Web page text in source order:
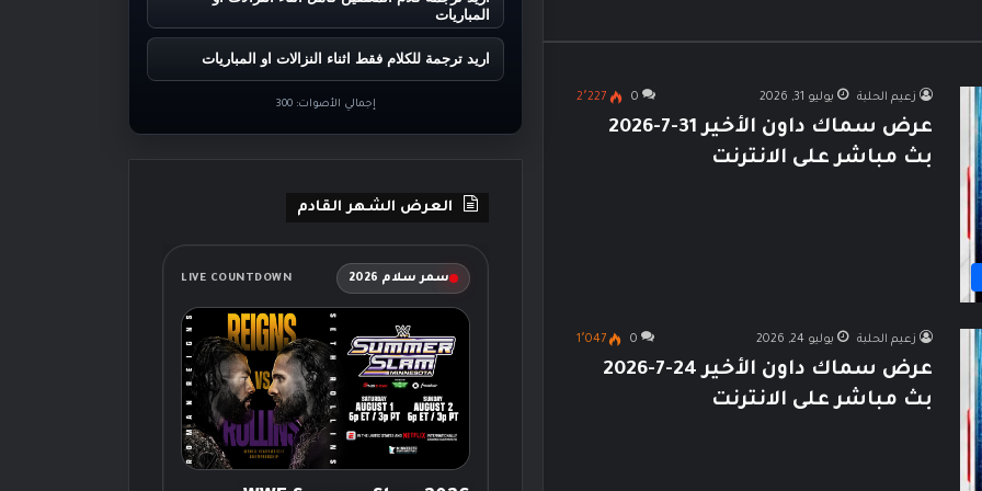
زعيم الحلبة يوليو 31, 2026 0 2٬227
عرض سماك داون الأخير 31-7-2026
بث مباشر على الانترنت
زعيم الحلبة يوليو 24, 2026 0 1٬047
عرض سماك داون الأخير 24-7-2026
بث مباشر على الانترنت
المباريات
اريد ترجمة للكلام فقط اثناء النزالات او المباريات
إجمالي الأصوات:300
العرض الشهر القادم
سمر سلام 2026 LIVE COUNTDOWN